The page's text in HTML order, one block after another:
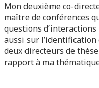
Mon deuxième co-
maître de conférences
questions
aussi sur
deux directeurs de
rapport à ma